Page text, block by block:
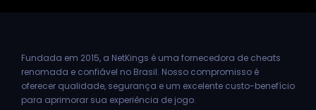
Fundada em 2015, a NetKings é uma fornecedora de cheats
renomada e confiável no Brasil. Nosso compromisso é
oferecer qualidade, segurança e um excelente custo-benefício
para aprimorar sua experiência de jogo.